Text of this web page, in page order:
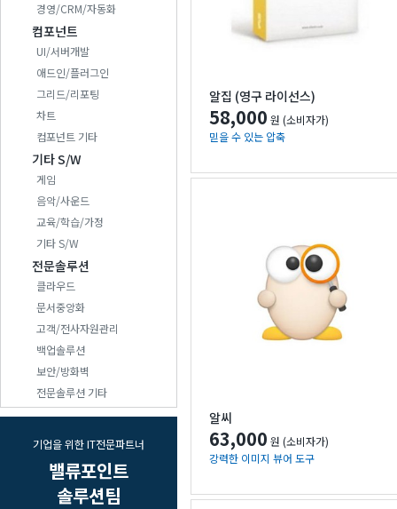
경영/CRM/자동화
컴포넌트
UI/서버개발
애드인/플러그인
그리드/리포팅
차트
컴포넌트 기타
기타 S/W
게임
음악/사운드
교육/학습/가정
기타 S/W
전문솔루션
클라우드
문서중앙화
고객/전사자원관리
백업솔루션
보안/방화벽
전문솔루션 기타
기업을 위한 IT전문파트너
밸류포인트
솔루션팀
알집 (영구 라이선스)
58,000 원 (소비자가)
믿을 수 있는 압축
알씨
63,000 원 (소비자가)
강력한 이미지 뷰어 도구